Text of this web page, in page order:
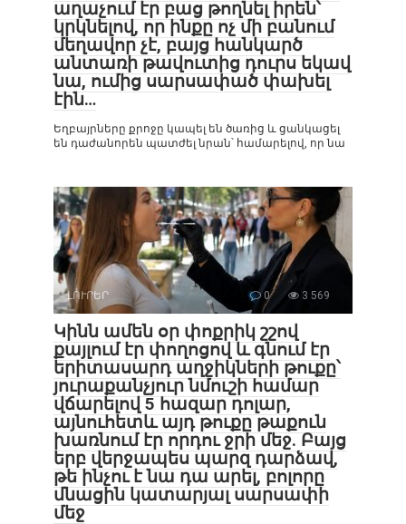
աղաչում էր բաց թողնել իրեն՝
կրկնելով, որ ինքը ոչ մի բանում
մեղավոր չէ, բայց հանկարծ
անտառի թավուտից դուրս եկավ
նա, ումից սարսափած փախել
էին…
Եղբայրները քրոջը կապել են ծառից և ցանկացել
են դաժանորեն պատժել նրան՝ համարելով, որ նա
ԼՈՒՐԵՐ 0 3 569
Կինն ամեն օր փոքրիկ շշով
քայլում էր փողոցով և գնում էր
երիտասարդ աղջիկների թուքը՝
յուրաքանչյուր նմուշի համար
վճարելով 5 հազար դոլար,
այնուհետև այդ թուքը թաքուն
խառնում էր որդու ջրի մեջ. Բայց
երբ վերջապես պարզ դարձավ,
թե ինչու է նա դա արել, բոլորը
մնացին կատարյալ սարսափի
մեջ